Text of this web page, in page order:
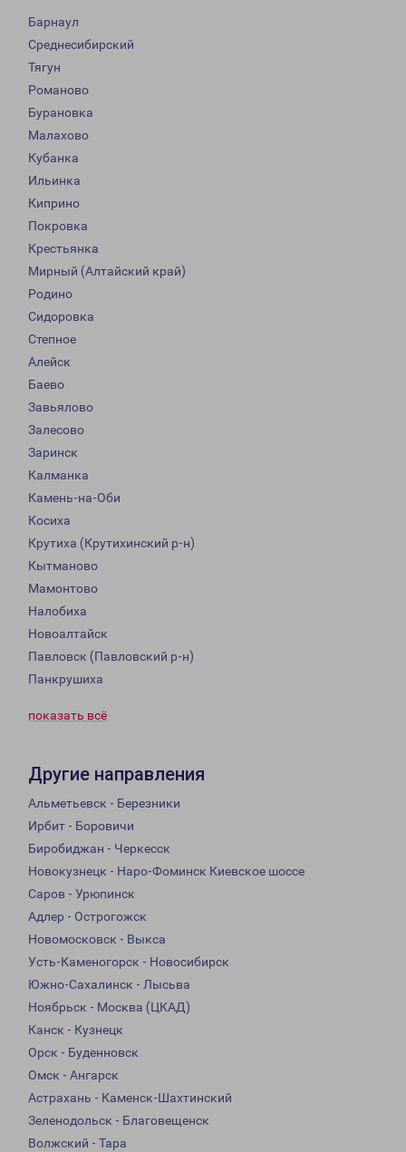
Барнаул
Среднесибирский
Тягун
Романово
Бурановка
Малахово
Кубанка
Ильинка
Киприно
Покровка
Крестьянка
Мирный (Алтайский край)
Родино
Сидоровка
Степное
Алейск
Баево
Завьялово
Залесово
Заринск
Калманка
Камень-на-Оби
Косиха
Крутиха (Крутихинский р-н)
Кытманово
Мамонтово
Налобиха
Новоалтайск
Павловск (Павловский р-н)
Панкрушиха
показать всё
Другие направления
Альметьевск - Березники
Ирбит - Боровичи
Биробиджан - Черкесск
Новокузнецк - Наро-Фоминск Киевское шоссе
Саров - Урюпинск
Адлер - Острогожск
Новомосковск - Выкса
Усть-Каменогорск - Новосибирск
Южно-Сахалинск - Лысьва
Ноябрьск - Москва (ЦКАД)
Канск - Кузнецк
Орск - Буденновск
Омск - Ангарск
Астрахань - Каменск-Шахтинский
Зеленодольск - Благовещенск
Волжский - Тара